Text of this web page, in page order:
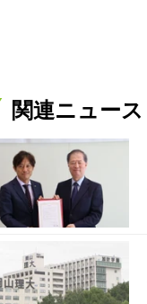
関連ニュース